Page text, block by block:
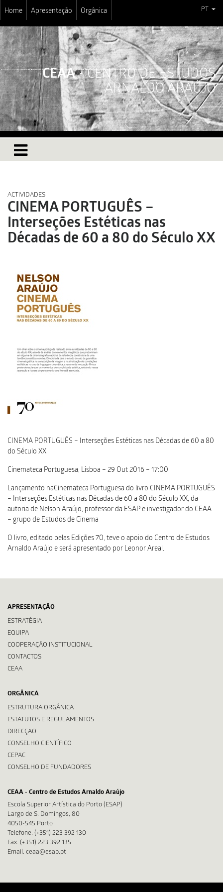
Home Apresentação Orgânica PT
CEAA- CENTRO DE ESTUDOS
ARNALDO ARAÚJO
ACTIVIDADES
CINEMA PORTUGUÊS –
Interseções Estéticas nas
Décadas de 60 a 80 do Século XX
CINEMA PORTUGUÊS – Interseções Estéticas nas Décadas de 60 a 80
do Século XX
Cinemateca Portuguesa, Lisboa – 29 Out 2016 – 17:00
Lançamento naCinemateca Portuguesa do livro CINEMA PORTUGUÊS
– Interseções Estéticas nas Décadas de 60 a 80 do Século XX, da
autoria de Nelson Araújo, professor da ESAP e investigador do CEAA
– grupo de Estudos de Cinema
O livro, editado pelas Edições 70, teve o apoio do Centro de Estudos
Arnaldo Araújo e será apresentado por Leonor Areal.
APRESENTAÇÃO
ESTRATÉGIA
EQUIPA
COOPERAÇÃO INSTITUCIONAL
CONTACTOS
CEAA
ORGÂNICA
ESTRUTURA ORGÂNICA
ESTATUTOS E REGULAMENTOS
DIRECÇÃO
CONSELHO CIENTÍFICO
CEPAC
CONSELHO DE FUNDADORES
CEAA - Centro de Estudos Arnaldo Araújo
Escola Superior Artística do Porto (ESAP)
Largo de S. Domingos, 80
4050-545 Porto
Telefone. (+351) 223 392 130
Fax. (+351) 223 392 135
Email. ceaa@esap.pt